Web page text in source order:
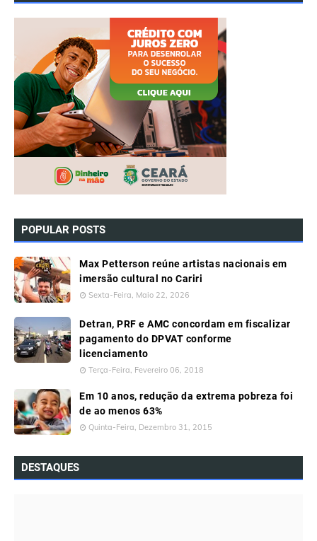
POPULAR POSTS
Max Petterson reúne artistas nacionais em
imersão cultural no Cariri
Sexta-Feira, Maio 22, 2026
Detran, PRF e AMC concordam em fiscalizar
pagamento do DPVAT conforme
licenciamento
Terça-Feira, Fevereiro 06, 2018
Em 10 anos, redução da extrema pobreza foi
de ao menos 63%
Quinta-Feira, Dezembro 31, 2015
DESTAQUES